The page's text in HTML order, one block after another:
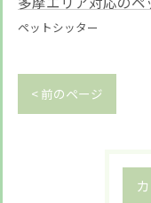
ペットシッター
< 前のページ